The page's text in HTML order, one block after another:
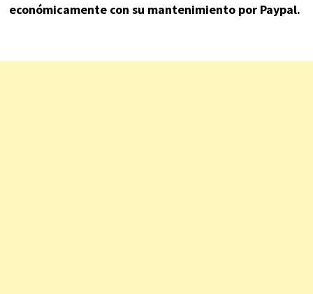
económicamente con su mantenimiento por Paypal.